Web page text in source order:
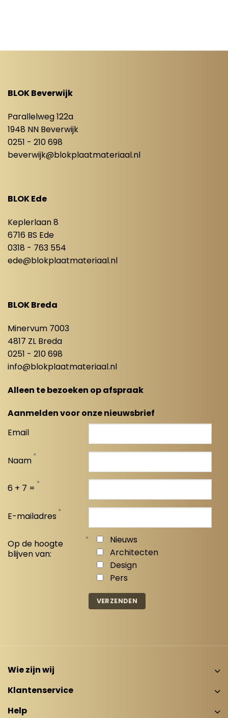
BLOK Beverwijk
Parallelweg 122a
1948 NN Beverwijk
0251 - 210 698
beverwijk@blokplaatmateriaal.nl
BLOK Ede
Keplerlaan 8
6716 BS Ede
0318 - 763 554
ede@blokplaatmateriaal.nl
BLOK Breda
Minervum 7003
4817 ZL Breda
0251 - 210 698
info@blokplaatmateriaal.nl
Alleen te bezoeken op afspraak
Aanmelden voor onze nieuwsbrief
Email
Naam *
6 + 7 = *
E-mailadres *
Op de hoogte
blijven van:
*
Nieuws
Architecten
Design
Pers
Wie zijn wij
Klantenservice
Help